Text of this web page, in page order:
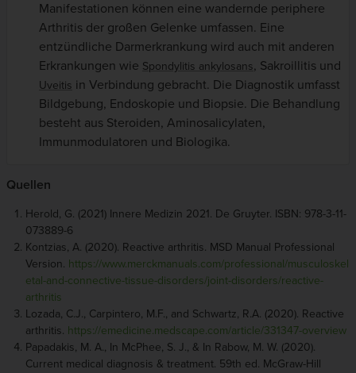
Manifestationen können eine wandernde periphere
Arthritis der großen Gelenke umfassen. Eine
entzündliche Darmerkrankung wird auch mit anderen
Erkrankungen wie Spondylitis ankylosans, Sakroillitis und
Uveitis in Verbindung gebracht. Die Diagnostik umfasst
Bildgebung, Endoskopie und Biopsie. Die Behandlung
besteht aus Steroiden, Aminosalicylaten,
Immunmodulatoren und Biologika.
Quellen
Herold, G. (2021) Innere Medizin 2021. De Gruyter. ISBN: 978-3-11-
073889-6
Kontzias, A. (2020). Reactive arthritis. MSD Manual Professional
Version. https://www.merckmanuals.com/professional/musculoskel
etal-and-connective-tissue-disorders/joint-disorders/reactive-
arthritis
Lozada, C.J., Carpintero, M.F., and Schwartz, R.A. (2020). Reactive
arthritis. https://emedicine.medscape.com/article/331347-overview
Papadakis, M. A., In McPhee, S. J., & In Rabow, M. W. (2020).
Current medical diagnosis & treatment. 59th ed. McGraw-Hill